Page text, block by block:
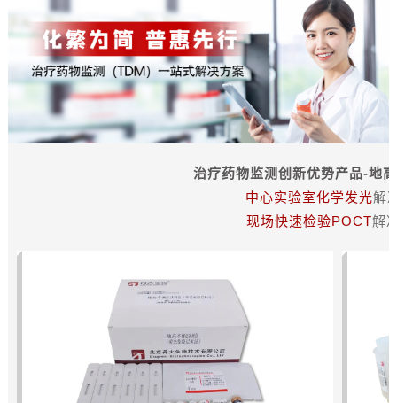
治疗药物监测创新优势产品-地高
中心实验室化学发光解
现场快速检验POCT解